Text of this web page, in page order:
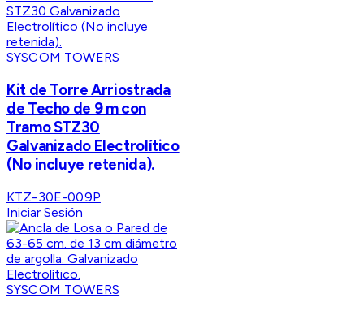
SYSCOM TOWERS
Kit de Torre Arriostrada
de Techo de 9 m con
Tramo STZ30
Galvanizado Electrolítico
(No incluye retenida).
KTZ-30E-009P
Iniciar Sesión
SYSCOM TOWERS